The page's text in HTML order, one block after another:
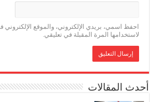
احفظ اسمي، بريدي الإلكتروني، والموقع
لاستخدامها المرة المقبلة في تعليقي.
أحدث المقالات